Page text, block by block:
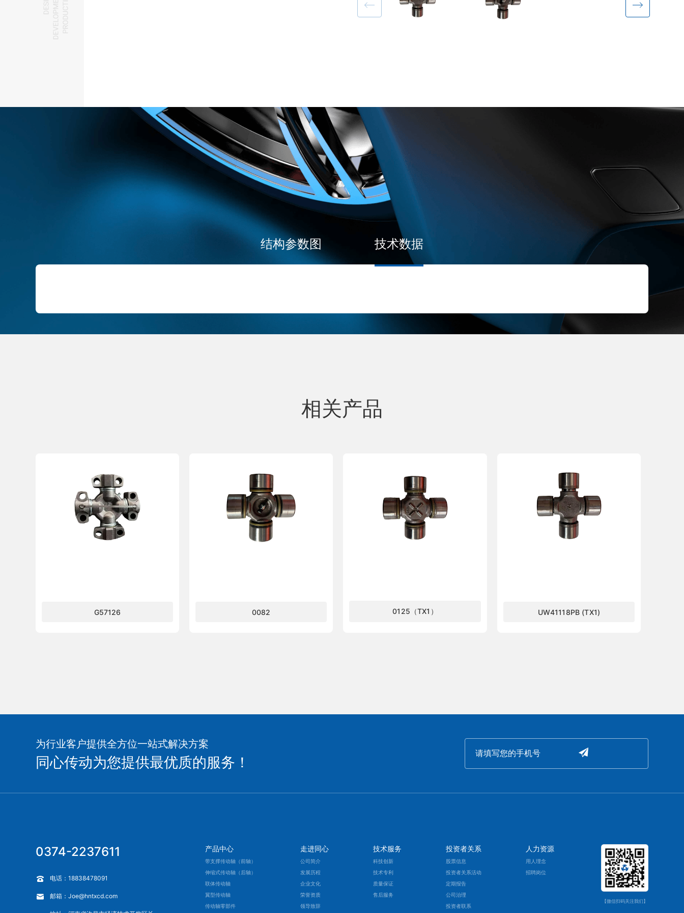
结构参数图 技术数据
相关产品
G57126 0082 0125（TX1） UW41118PB (TX1)
为行业客户提供全方位一站式解决方案
同心传动为您提供最优质的服务！
0374-2237611
电话：18838478091
邮箱：Joe@hntxcd.com
产品中心
带支撑传动轴（前轴）
伸缩式传动轴（后轴）
联体传动轴
翼型传动轴
传动轴零部件
走进同心
公司简介
发展历程
企业文化
荣誉资质
领导致辞
技术服务
科技创新
技术专利
质量保证
售后服务
投资者关系
股票信息
投资者关系活动
定期报告
公司治理
投资者联系
人力资源
用人理念
招聘岗位
【微信扫码关注我们】